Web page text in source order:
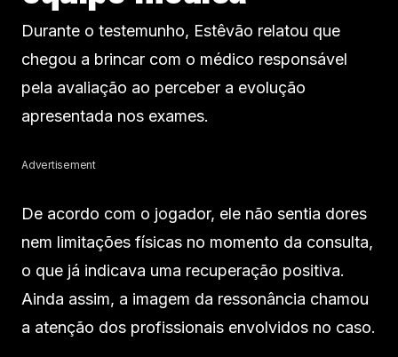
Durante o testemunho, Estêvão relatou que
chegou a brincar com o médico responsável
pela avaliação ao perceber a evolução
apresentada nos exames.
Advertisement
De acordo com o jogador, ele não sentia dores
nem limitações físicas no momento da consulta,
o que já indicava uma recuperação positiva.
Ainda assim, a imagem da ressonância chamou
a atenção dos profissionais envolvidos no caso.